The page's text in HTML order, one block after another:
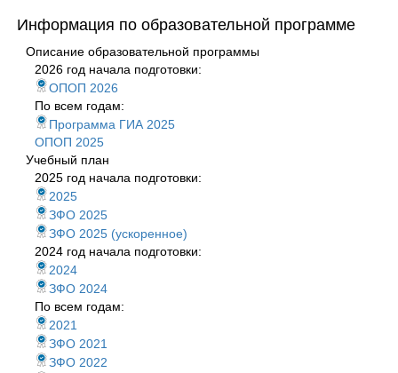
Информация по образовательной программе
Описание образовательной программы
2026 год начала подготовки:
ОПОП 2026
По всем годам:
Программа ГИА 2025
ОПОП 2025
Учебный план
2025 год начала подготовки:
2025
ЗФО 2025
ЗФО 2025 (ускоренное)
2024 год начала подготовки:
2024
ЗФО 2024
По всем годам:
2021
ЗФО 2021
ЗФО 2022